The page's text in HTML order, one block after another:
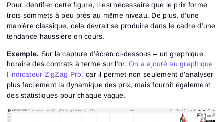
Pour identifier cette figure, il est nécessaire que le prix forme
trois sommets à peu près au même niveau. De plus, d’une
manière classique, cela devrait se produire dans le cadre d’une
tendance haussière en cours.
Exemple. Sur la capture d’écran ci-dessous – un graphique
horaire des contrats à terme sur l’or. On a ajouté au graphique
l’indicateur ZigZag Pro, car il permet non seulement d’analyser
plus facilement la dynamique des prix, mais fournit également
des statistiques pour chaque vague.